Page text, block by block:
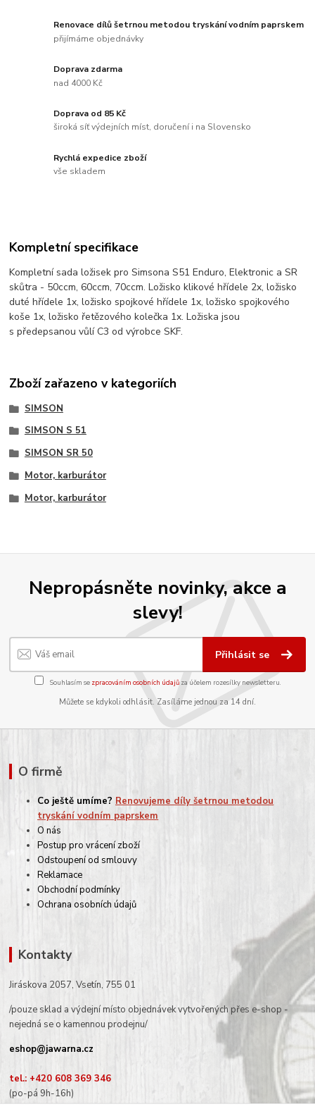
Renovace dílů šetrnou metodou tryskání vodním paprskem
přijímáme objednávky
Doprava zdarma
nad 4000 Kč
Doprava od 85 Kč
široká síť výdejních míst, doručení i na Slovensko
Rychlá expedice zboží
vše skladem
Kompletní specifikace
Kompletní sada ložisek pro Simsona S51 Enduro, Elektronic a SR
skůtra - 50ccm, 60ccm, 70ccm. Ložisko klikové hřídele 2x, ložisko
duté hřídele 1x, ložisko spojkové hřídele 1x, ložisko spojkového
koše 1x, ložisko řetězového kolečka 1x. Ložiska jsou
s předepsanou vůlí C3 od výrobce SKF.
Zboží zařazeno v kategoriích
SIMSON
SIMSON S 51
SIMSON SR 50
Motor, karburátor
Motor, karburátor
Nepropásněte novinky, akce a
slevy!
Přihlásit se
Souhlasím se zpracováním osobních údajůza účelem rozesílky newsletteru.
Můžete se kdykoli odhlásit. Zasíláme jednou za 14 dní.
O firmě
Co ještě umíme? Renovujeme díly šetrnou metodou
tryskání vodním paprskem
O nás
Postup pro vrácení zboží
Odstoupení od smlouvy
Reklamace
Obchodní podmínky
Ochrana osobních údajů
Kontakty
Jiráskova 2057, Vsetín, 755 01
/pouze sklad a výdejní místo objednávek vytvořených přes e-shop -
nejedná se o kamennou prodejnu/
eshop@jawarna.cz
tel.: +420 608 369 346
(po-pá 9h-16h)